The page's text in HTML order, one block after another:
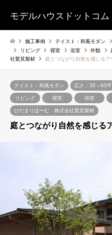
モデルハウスドットコム
施工事例 テイスト：和風モダン
リビング
寝室 浴室 外観
社鷲見製材
庭とつながり自然を感じる
テイスト：和風モダン 広さ：50～60坪
リビング
寝室 浴室
ひだまりほーむ 株式会社鷲見製材
庭とつながり自然を感じる